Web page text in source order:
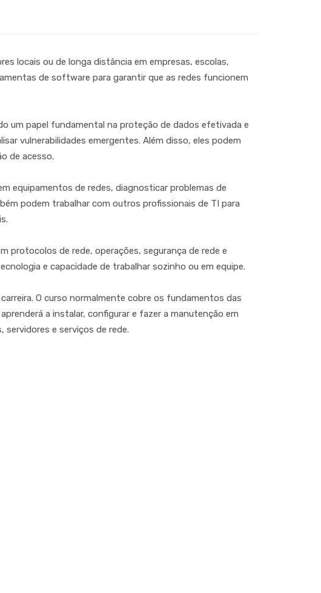
locais ou de longa distância em empresas, escolas,
de software para garantir que as redes funcionem
um papel fundamental na proteção de dados efetivada e
vulnerabilidades emergentes. Além disso, eles podem
de acesso.
equipamentos de redes, diagnosticar problemas de
podem trabalhar com outros profissionais de TI para
protocolos de rede, operações, segurança de rede e
e capacidade de trabalhar sozinho ou em equipe.
O curso normalmente cobre os fundamentos das
a instalar, configurar e fazer a manutenção em
e serviços de rede.